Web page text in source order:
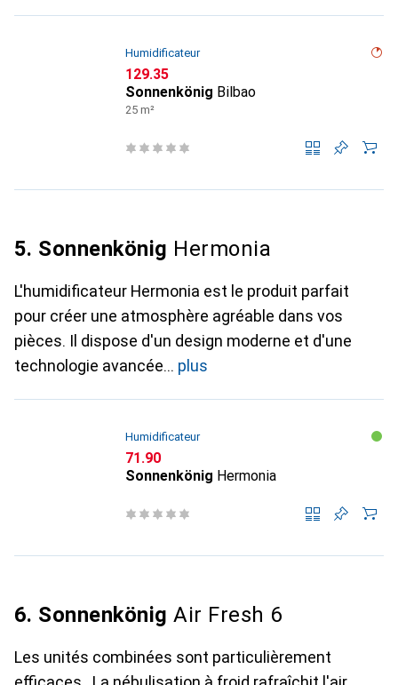
Humidificateur
CHF
129.35
Sonnenkönig Bilbao
25 m²
5. Sonnenkönig Hermonia
L'humidificateur Hermonia est le produit parfait
pour créer une atmosphère agréable dans vos
pièces. Il dispose d'un design moderne et d'une
technologie avancée
plus
Humidificateur
CHF
71.90
Sonnenkönig Hermonia
6. Sonnenkönig Air Fresh 6
Les unités combinées sont particulièrement